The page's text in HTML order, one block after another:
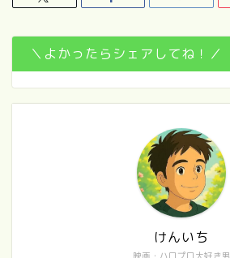
＼よかったらシェアしてね！／
映画・ハロプロ大好き男
けんいち